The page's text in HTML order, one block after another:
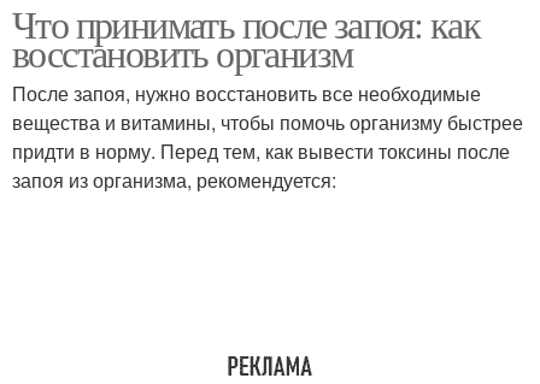
Что принимать после запоя: как
восстановить организм
После запоя, нужно восстановить все необходимые
вещества и витамины, чтобы помочь организму быстрее
придти в норму. Перед тем, как вывести токсины после
запоя из организма, рекомендуется: